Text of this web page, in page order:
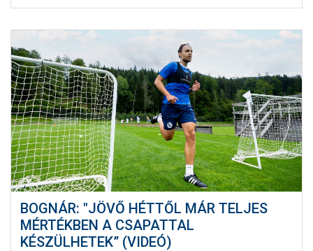
BOGNÁR: "JÖVŐ HÉTTŐL MÁR TELJES
MÉRTÉKBEN A CSAPATTAL
KÉSZÜLHETEK” (VIDEÓ)